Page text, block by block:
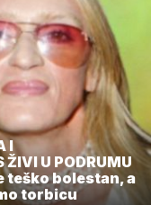
I
ŽIVI U PODRUMU
teško bolestan, a
torbicu